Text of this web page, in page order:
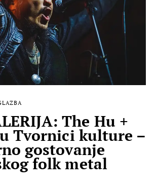
GLAZBA
The Hu +
Tvornici kulture –
gostovanje
folk metal